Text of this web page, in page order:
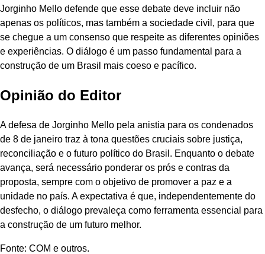
Jorginho Mello defende que esse debate deve incluir não
apenas os políticos, mas também a sociedade civil, para que
se chegue a um consenso que respeite as diferentes opiniões
e experiências. O diálogo é um passo fundamental para a
construção de um Brasil mais coeso e pacífico.
Opinião do Editor
A defesa de Jorginho Mello pela anistia para os condenados
de 8 de janeiro traz à tona questões cruciais sobre justiça,
reconciliação e o futuro político do Brasil. Enquanto o debate
avança, será necessário ponderar os prós e contras da
proposta, sempre com o objetivo de promover a paz e a
unidade no país. A expectativa é que, independentemente do
desfecho, o diálogo prevaleça como ferramenta essencial para
a construção de um futuro melhor.
Fonte: COM e outros.